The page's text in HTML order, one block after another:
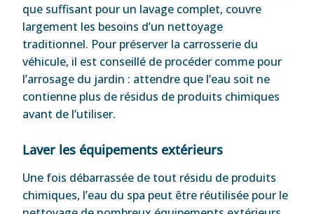
que suffisant pour un lavage complet, couvre
largement les besoins d’un nettoyage
traditionnel. Pour préserver la carrosserie du
véhicule, il est conseillé de procéder comme pour
l’arrosage du jardin : attendre que l’eau soit ne
contienne plus de résidus de produits chimiques
avant de l’utiliser.
Laver les équipements extérieurs
Une fois débarrassée de tout résidu de produits
chimiques, l’eau du spa peut être réutilisée pour le